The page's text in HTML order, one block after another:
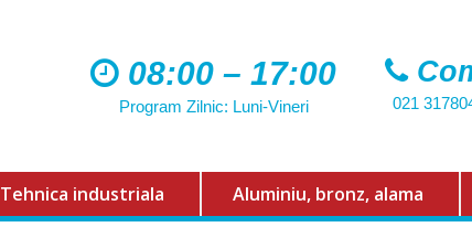
08:00 – 17:00
Program Zilnic: Luni-Vineri 021
Tehnica industriala Aluminiu, bronz, alama